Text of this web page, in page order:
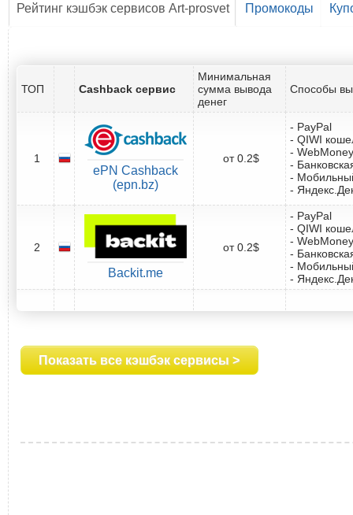
Рейтинг кэшбэк сервисов Art-prosvet Промокоды
ТОП Cashback сервис
Минимальная
сумма вывода
денег
Способы
1
ePN Cashback
(epn.bz)
от 0.2$
- PayPal
- QIWI
- WebMoney
-
-
-
2
Backit.me
от 0.2$
- PayPal
- QIWI
- WebMoney
-
-
-
Показать все кэшбэк сервисы >